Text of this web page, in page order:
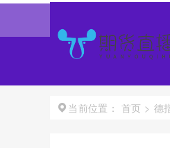
当前位置： 首页 > 德